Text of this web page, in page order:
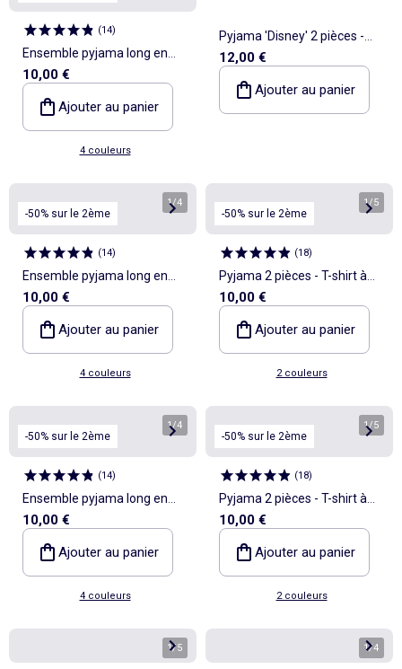
(14)
Ensemble pyjama long en
maille pointelle - 2 pièces
10,00 €
Ajouter au panier
4 couleurs
Pyjama 'Disney' 2 pièces -
Sweat + pantalon
12,00 €
Ajouter au panier
-50% sur le 2ème
1/4
(14)
Ensemble pyjama long en
maille pointelle - 2 pièces
10,00 €
Ajouter au panier
4 couleurs
-50% sur le 2ème
1/5
(18)
Pyjama 2 pièces - T-shirt à
manches courtes + pantalon
rayé
10,00 €
Ajouter au panier
2 couleurs
-50% sur le 2ème
1/4
(14)
Ensemble pyjama long en
maille pointelle - 2 pièces
10,00 €
Ajouter au panier
4 couleurs
-50% sur le 2ème
1/5
(18)
Pyjama 2 pièces - T-shirt à
manches courtes + pantalon
rayé
10,00 €
Ajouter au panier
2 couleurs
1/5 1/4